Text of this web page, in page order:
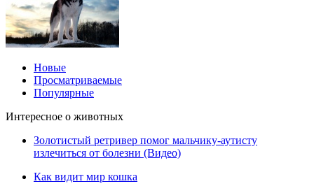
Новые
Просматриваемые
Популярные
Интересное о животных
Золотистый ретривер помог мальчику-аутисту
излечиться от болезни (Видео)
Как видит мир кошка